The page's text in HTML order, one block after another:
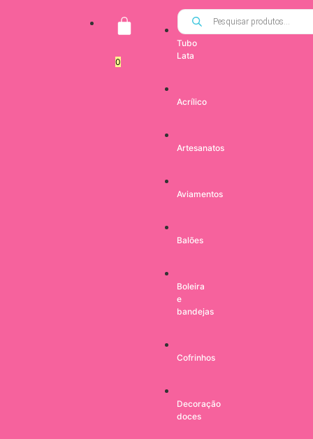
0
Tubo
Lata
Acrílico
Artesanatos
Aviamentos
Balões
Boleira
e
bandejas
Cofrinhos
Decoração
doces